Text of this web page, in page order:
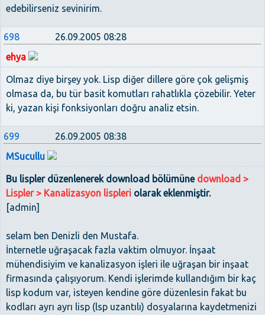
edebilirseniz sevinirim.
698
26.09.2005 08:28
ehya
Olmaz diye birşey yok. Lisp diğer dillere göre çok gelişmiş
olmasa da, bu tür basit komutları rahatlıkla çözebilir. Yeter
ki, yazan kişi fonksiyonları doğru analiz etsin.
699
26.09.2005 08:38
MSucullu
Bu lispler düzenlenerek download bölümüne download >
Lispler > Kanalizasyon lispleri olarak eklenmiştir.
[admin]
selam ben Denizli den Mustafa.
İnternetle uğraşacak fazla vaktim olmuyor. İnşaat
mühendisiyim ve kanalizasyon işleri ile uğraşan bir inşaat
firmasında çalışıyorum. Kendi işlerimde kullandığım bir kaç
lisp kodum var, isteyen kendine göre düzenlesin fakat bu
kodları ayrı ayrı lisp (lsp uzantılı) dosyalarına kaydetmenizi